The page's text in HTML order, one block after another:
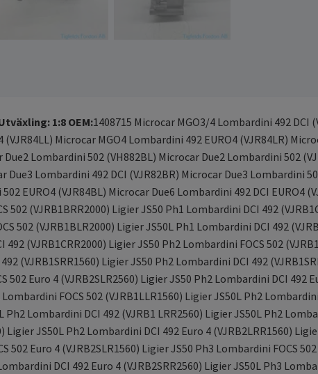
1:8 OEM:1408715 Microcar MGO3/4 Lombardini 492 DCI
Microcar MGO4 Lombardini 492 EURO4 (VJR84LR)
Lombardini 502 (VH882BL) Microcar Due2 Lombardini 502
Lombardini 492 DCI (VJR82BR) Microcar Due3 Lombardini
EURO4 (VJR84BL) Microcar Due6 Lombardini 492 DCI EURO4
502 (VJRB1BRR2000) Ligier JS50 Ph1 Lombardini DCI 492
502 (VJRB1BLR2000) Ligier JS50L Ph1 Lombardini DCI 492
(VJRB1CRR2000) Ligier JS50 Ph2 Lombardini FOCS 502
(VJRB1SRR1560) Ligier JS50 Ph2 Lombardini DCI 492
502 Euro 4 (VJRB2SLR2560) Ligier JS50 Ph2 Lombardini DCI 492
FOCS 502 (VJRB1LLR1560) Ligier JS50L Ph2
Lombardini DCI 492 (VJRB1 LRR2560) Ligier JS50L Ph2
Ligier JS50L Ph2 Lombardini DCI 492 Euro 4 (VJRB2LRR1560)
502 Euro 4 (VJRB2SLR1560) Ligier JS50 Ph3 Lombardini FOCS
DCI 492 Euro 4 (VJRB2SRR2560) Ligier JS50L Ph3